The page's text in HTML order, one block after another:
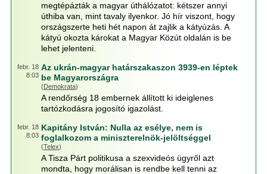
megtépázták a magyar úthálózatot: kétszer annyi
úthiba van, mint tavaly ilyenkor. Jó hír viszont, hogy
országszerte heti hét napon át zajlik a kátyúzás. A
kátyú okozta károkat a Magyar Közút oldalán is be
lehet jelenteni.
febr. 18
8:03
Az ukrán-magyar határszakaszon 3939-en léptek
be Magyarországra
(Demokrata)
A rendőrség 18 embernek állított ki ideiglenes
tartózkodásra jogosító igazolást.
febr. 18
8:03
Kapitány István: Nulla az esélye, nem is
foglalkozom a miniszterelnök-jelöltséggel
(Telex)
A Tisza Párt politikusa a szexvideós ügyről azt
mondta, hogy morálisan is rendbe kell tenni az